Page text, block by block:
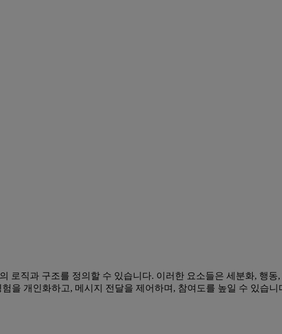
로직과 구조를 정의할 수 있습니다. 이러한 요소들은 세분화, 행
을 개인화하고, 메시지 전달을 제어하며, 참여도를 높일 수 있습니